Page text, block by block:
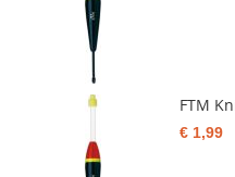
FTM
€ 1,99